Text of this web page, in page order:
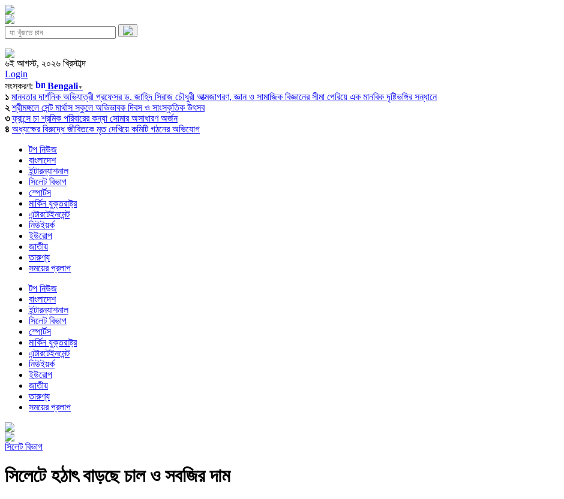
৬ই আগস্ট, ২০২৬ খ্রিস্টাব্দ
Login
সংস্করণ:
Bengali▼
১ মানবতার দার্শনিক অভিযাত্রী প্রফেসর ড. জাহিদ সিরাজ চৌধুরী আত্মজাগরণ, জ্ঞান ও সামাজিক বিজ্ঞানের সীমা পেরিয়ে এক মানবিক দৃষ্টিভঙ্গির সন্ধানে
২ শ্রীমঙ্গলে সেন্ট মার্থাস স্কুলে অভিভাবক দিবস ও সাংস্কৃতিক উৎসব
৩ ফ্রান্সে চা শ্রমিক পরিবারের কন্যা সোমার অসাধারণ অর্জন
৪ অধ্যক্ষের বিরুদ্ধে জীবিতকে মৃত দেখিয়ে কমিটি গঠনের অভিযোগ
টপ নিউজ
বাংলাদেশ
ইন্টারন্যাশনাল
সিলেট বিভাগ
স্পোর্টস
মার্কিন যুক্তরাষ্ট্র
এন্টারটেইনমেন্ট
নিউইয়র্ক
ইউরোপ
জাতীয়
তারুণ্য
সময়ের প্রলাপ
টপ নিউজ
বাংলাদেশ
ইন্টারন্যাশনাল
সিলেট বিভাগ
স্পোর্টস
মার্কিন যুক্তরাষ্ট্র
এন্টারটেইনমেন্ট
নিউইয়র্ক
ইউরোপ
জাতীয়
তারুণ্য
সময়ের প্রলাপ
সিলেট বিভাগ
সিলেটে হঠাৎ বাড়ছে চাল ও সবজির দাম